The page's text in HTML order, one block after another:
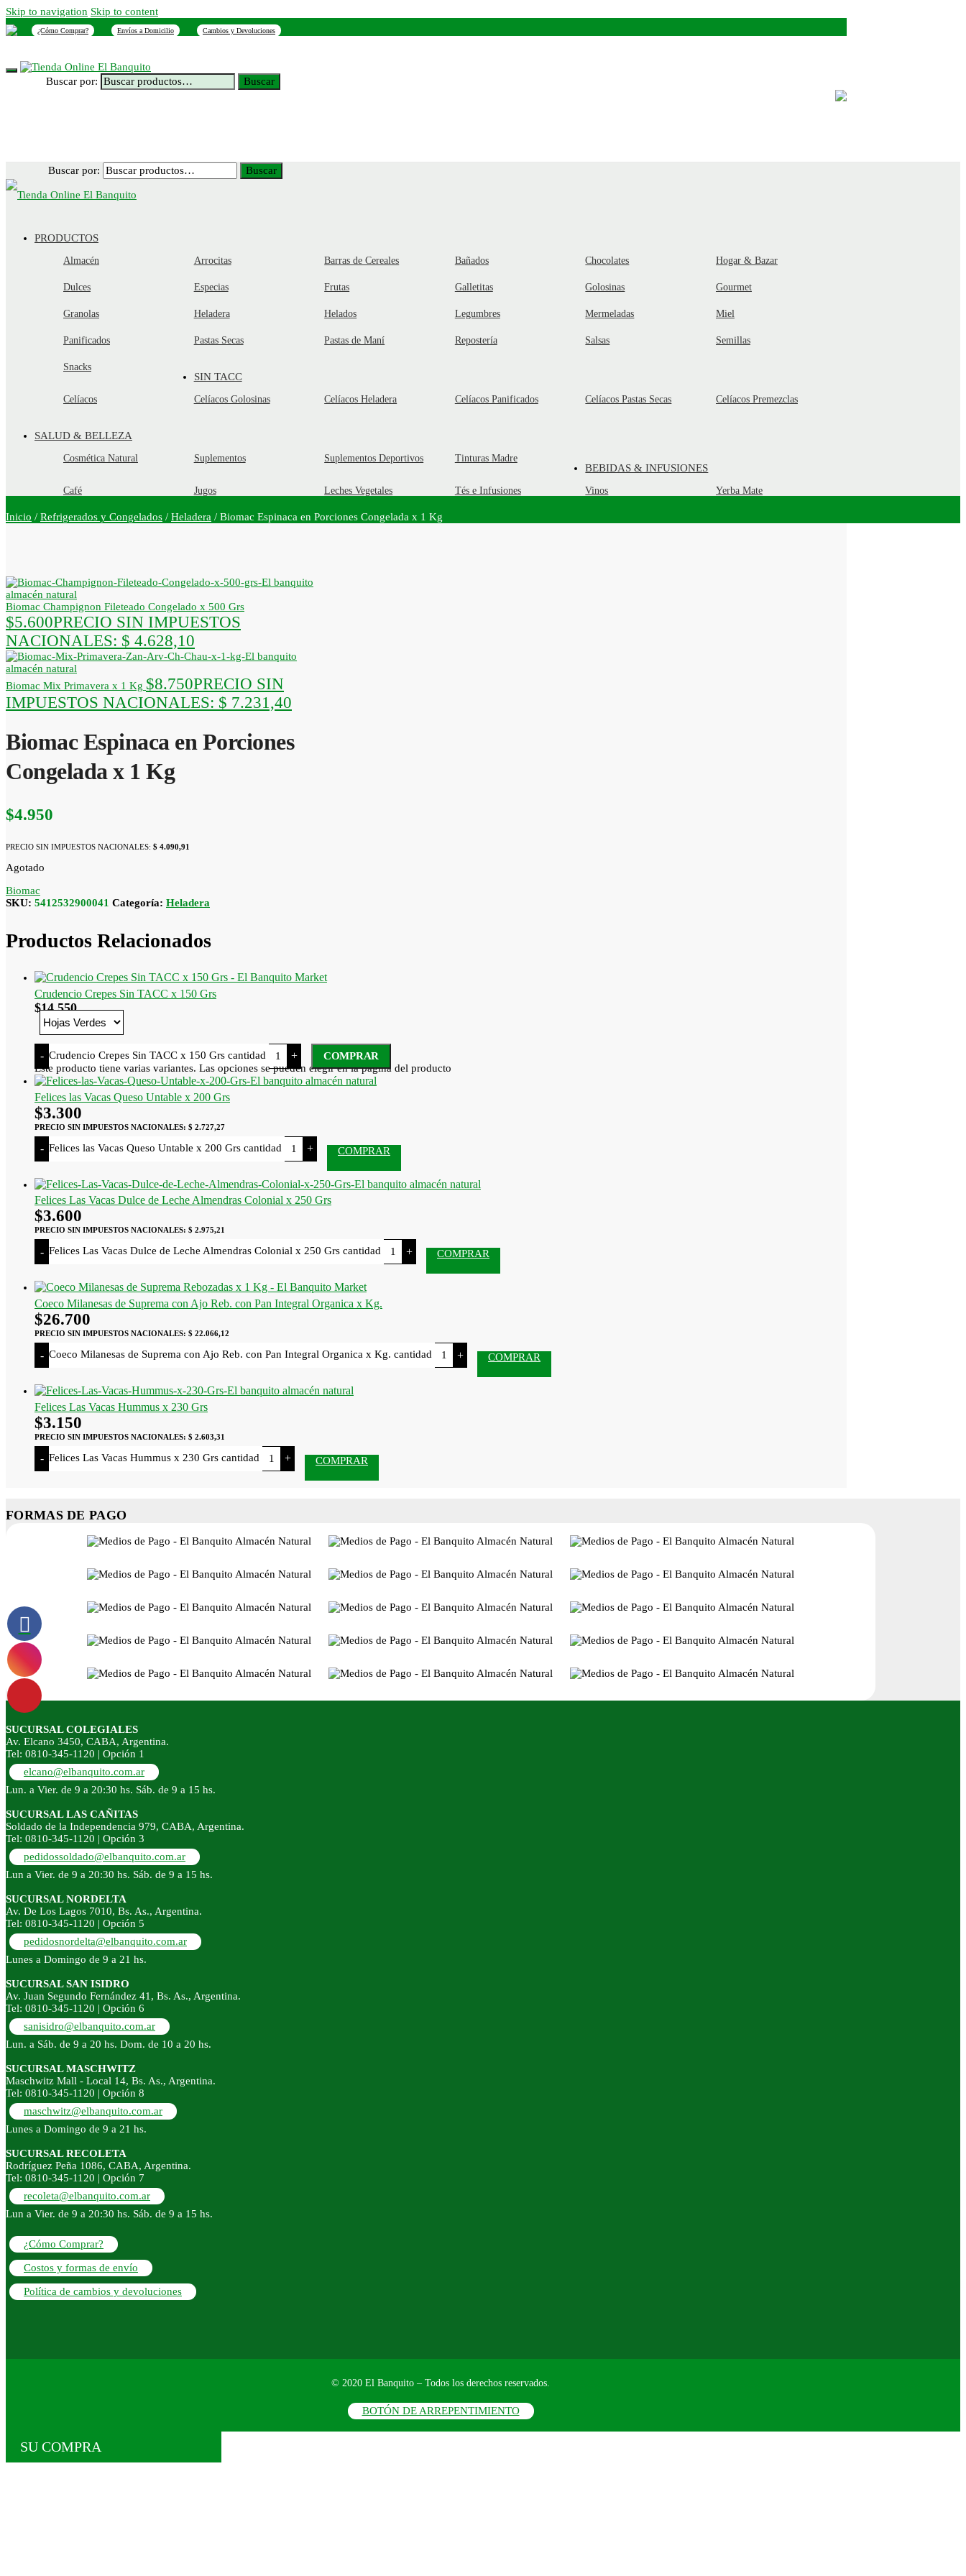
Skip to navigation Skip to content
¿Cómo Comprar? Envíos a Domicilio Cambios y Devoluciones
Buscar por: Buscar
Buscar por: Buscar
PRODUCTOS
Almacén Arrocitas Barras de Cereales Bañados Chocolates Hogar & Bazar
Dulces Especias Frutas Galletitas Golosinas Gourmet
Granolas Heladera Helados Legumbres Mermeladas Miel
Panificados Pastas Secas Pastas de Maní Repostería Salsas Semillas
Snacks
SIN TACC
Celíacos Celíacos Golosinas Celíacos Heladera Celíacos Panificados Celíacos Pastas Secas Celíacos Premezclas
SALUD & BELLEZA
Cosmética Natural Suplementos Suplementos Deportivos Tinturas Madre
BEBIDAS & INFUSIONES
Café Jugos Leches Vegetales Tés e Infusiones Vinos Yerba Mate
Inicio / Refrigerados y Congelados / Heladera / Biomac Espinaca en Porciones Congelada x 1 Kg
Biomac Champignon Fileteado Congelado x 500 Grs
$5.600PRECIO SIN IMPUESTOS
NACIONALES: $ 4.628,10
Biomac Mix Primavera x 1 Kg $8.750PRECIO SIN
IMPUESTOS NACIONALES: $ 7.231,40
Biomac Espinaca en Porciones
Congelada x 1 Kg
$4.950
PRECIO SIN IMPUESTOS NACIONALES: $ 4.090,91
Agotado
Biomac
SKU: 5412532900041 Categoría: Heladera
Productos Relacionados
Crudencio Crepes Sin TACC x 150 Grs
$14.550
- Crudencio Crepes Sin TACC x 150 Grs cantidad +
COMPRAR
Este producto tiene varias variantes. Las opciones se pueden elegir en la página del producto
Felices las Vacas Queso Untable x 200 Grs
$3.300
PRECIO SIN IMPUESTOS NACIONALES: $ 2.727,27
- Felices las Vacas Queso Untable x 200 Grs cantidad + COMPRAR
Felices Las Vacas Dulce de Leche Almendras Colonial x 250 Grs
$3.600
PRECIO SIN IMPUESTOS NACIONALES: $ 2.975,21
- Felices Las Vacas Dulce de Leche Almendras Colonial x 250 Grs cantidad + COMPRAR
Coeco Milanesas de Suprema con Ajo Reb. con Pan Integral Organica x Kg.
$26.700
PRECIO SIN IMPUESTOS NACIONALES: $ 22.066,12
- Coeco Milanesas de Suprema con Ajo Reb. con Pan Integral Organica x Kg. cantidad + COMPRAR
Felices Las Vacas Hummus x 230 Grs
$3.150
PRECIO SIN IMPUESTOS NACIONALES: $ 2.603,31
- Felices Las Vacas Hummus x 230 Grs cantidad + COMPRAR
FORMAS DE PAGO
SUCURSAL COLEGIALES
Av. Elcano 3450, CABA, Argentina.
Tel: 0810-345-1120 | Opción 1
elcano@elbanquito.com.ar
Lun. a Vier. de 9 a 20:30 hs. Sáb. de 9 a 15 hs.
SUCURSAL LAS CAÑITAS
Soldado de la Independencia 979, CABA, Argentina.
Tel: 0810-345-1120 | Opción 3
pedidossoldado@elbanquito.com.ar
Lun a Vier. de 9 a 20:30 hs. Sáb. de 9 a 15 hs.
SUCURSAL NORDELTA
Av. De Los Lagos 7010, Bs. As., Argentina.
Tel: 0810-345-1120 | Opción 5
pedidosnordelta@elbanquito.com.ar
Lunes a Domingo de 9 a 21 hs.
SUCURSAL SAN ISIDRO
Av. Juan Segundo Fernández 41, Bs. As., Argentina.
Tel: 0810-345-1120 | Opción 6
sanisidro@elbanquito.com.ar
Lun. a Sáb. de 9 a 20 hs. Dom. de 10 a 20 hs.
SUCURSAL MASCHWITZ
Maschwitz Mall - Local 14, Bs. As., Argentina.
Tel: 0810-345-1120 | Opción 8
maschwitz@elbanquito.com.ar
Lunes a Domingo de 9 a 21 hs.
SUCURSAL RECOLETA
Rodríguez Peña 1086, CABA, Argentina.
Tel: 0810-345-1120 | Opción 7
recoleta@elbanquito.com.ar
Lun a Vier. de 9 a 20:30 hs. Sáb. de 9 a 15 hs.
¿Cómo Comprar?
Costos y formas de envío
Política de cambios y devoluciones
© 2020 El Banquito – Todos los derechos reservados.
BOTÓN DE ARREPENTIMIENTO
SU COMPRA